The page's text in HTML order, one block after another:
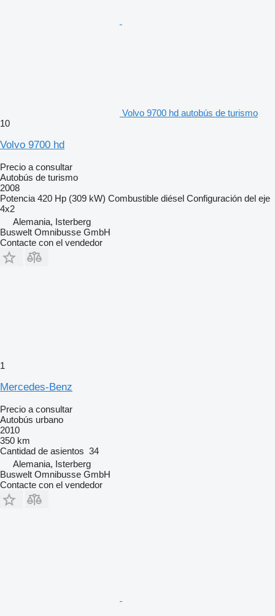
Volvo 9700 hd autobús de turismo
10
Volvo 9700 hd
Precio a consultar
Autobús de turismo
2008
Potencia 420 Hp (309 kW) Combustible diésel Configuración del eje
4x2
Alemania, Isterberg
Buswelt Omnibusse GmbH
Contacte con el vendedor
1
Mercedes-Benz
Precio a consultar
Autobús urbano
2010
350 km
Cantidad de asientos 34
Alemania, Isterberg
Buswelt Omnibusse GmbH
Contacte con el vendedor